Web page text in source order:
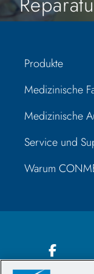
Produkte
Medizinische
Medizinische
Service und
Warum